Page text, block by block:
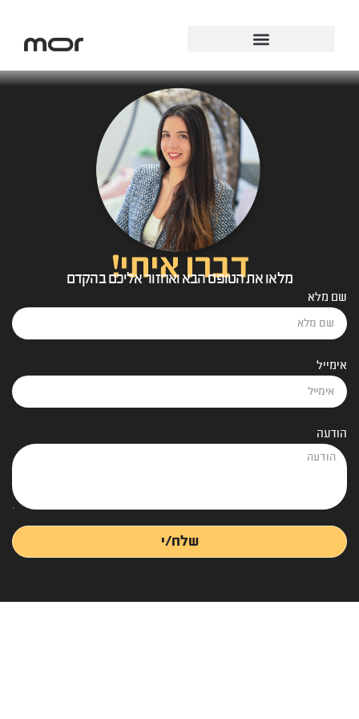
דברו איתי!
מלאו את הטופס הבא ואחזור אליכם בהקדם
שם מלא
אימייל
הודעה
שלח/י